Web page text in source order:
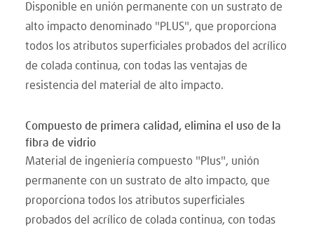
Disponible en unión permanente con un sustrato de
alto impacto denominado "PLUS", que proporciona
todos los atributos superficiales probados del acrílico
de colada continua, con todas las ventajas de
resistencia del material de alto impacto.
Compuesto de primera calidad, elimina el uso de la
fibra de vidrio
Material de ingeniería compuesto "Plus", unión
permanente con un sustrato de alto impacto, que
proporciona todos los atributos superficiales
probados del acrílico de colada continua, con todas